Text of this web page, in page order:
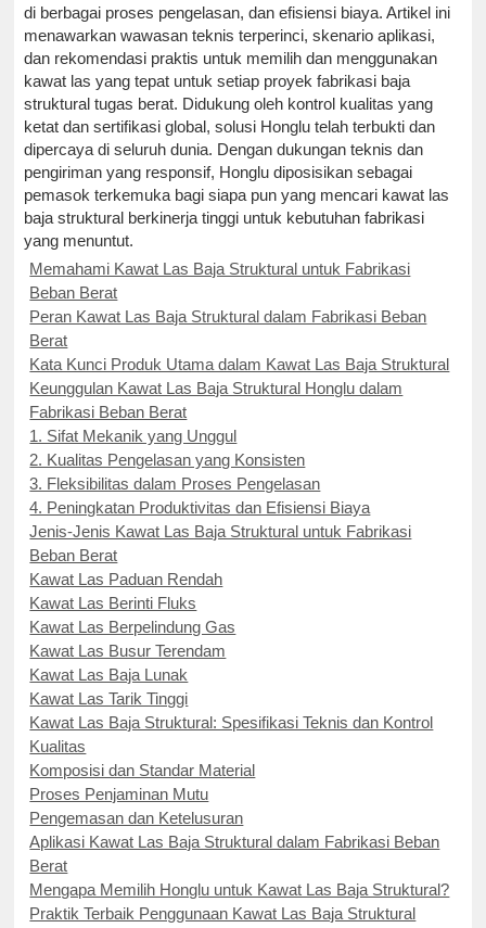
di berbagai proses pengelasan, dan efisiensi biaya. Artikel ini
menawarkan wawasan teknis terperinci, skenario aplikasi,
dan rekomendasi praktis untuk memilih dan menggunakan
kawat las yang tepat untuk setiap proyek fabrikasi baja
struktural tugas berat. Didukung oleh kontrol kualitas yang
ketat dan sertifikasi global, solusi Honglu telah terbukti dan
dipercaya di seluruh dunia. Dengan dukungan teknis dan
pengiriman yang responsif, Honglu diposisikan sebagai
pemasok terkemuka bagi siapa pun yang mencari kawat las
baja struktural berkinerja tinggi untuk kebutuhan fabrikasi
yang menuntut.
Memahami Kawat Las Baja Struktural untuk Fabrikasi
Beban Berat
Peran Kawat Las Baja Struktural dalam Fabrikasi Beban
Berat
Kata Kunci Produk Utama dalam Kawat Las Baja Struktural
Keunggulan Kawat Las Baja Struktural Honglu dalam
Fabrikasi Beban Berat
1. Sifat Mekanik yang Unggul
2. Kualitas Pengelasan yang Konsisten
3. Fleksibilitas dalam Proses Pengelasan
4. Peningkatan Produktivitas dan Efisiensi Biaya
Jenis-Jenis Kawat Las Baja Struktural untuk Fabrikasi
Beban Berat
Kawat Las Paduan Rendah
Kawat Las Berinti Fluks
Kawat Las Berpelindung Gas
Kawat Las Busur Terendam
Kawat Las Baja Lunak
Kawat Las Tarik Tinggi
Kawat Las Baja Struktural: Spesifikasi Teknis dan Kontrol
Kualitas
Komposisi dan Standar Material
Proses Penjaminan Mutu
Pengemasan dan Ketelusuran
Aplikasi Kawat Las Baja Struktural dalam Fabrikasi Beban
Berat
Mengapa Memilih Honglu untuk Kawat Las Baja Struktural?
Praktik Terbaik Penggunaan Kawat Las Baja Struktural